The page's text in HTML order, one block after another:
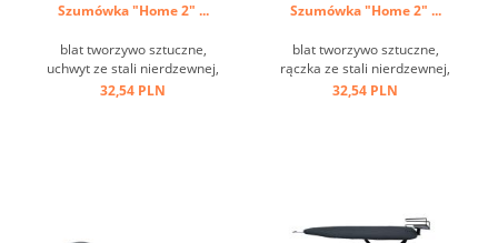
Szumówka "Home 2" ...
blat tworzywo sztuczne,
uchwyt ze stali nierdzewnej,
oczko do zawieszania ...
32,54 PLN
Szumówka "Home 2" ...
blat tworzywo sztuczne,
rączka ze stali nierdzewnej,
uchwyt tworzywo sztuczne,
32,54 PLN